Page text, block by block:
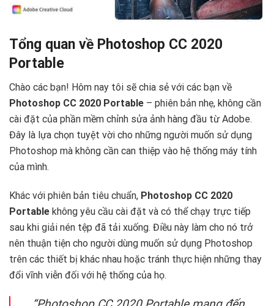
Tổng quan về Photoshop CC 2020
Portable
Chào các bạn! Hôm nay tôi sẽ chia sẻ với các bạn về
Photoshop CC 2020 Portable – phiên bản nhẹ, không cần
cài đặt của phần mềm chỉnh sửa ảnh hàng đầu từ Adobe.
Đây là lựa chọn tuyệt vời cho những người muốn sử dụng
Photoshop mà không cần can thiệp vào hệ thống máy tính
của mình.
Khác với phiên bản tiêu chuẩn, Photoshop CC 2020
Portable không yêu cầu cài đặt và có thể chạy trực tiếp
sau khi giải nén tệp đã tải xuống. Điều này làm cho nó trở
nên thuận tiện cho người dùng muốn sử dụng Photoshop
trên các thiết bị khác nhau hoặc tránh thực hiện những thay
đổi vĩnh viễn đối với hệ thống của họ.